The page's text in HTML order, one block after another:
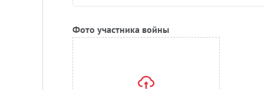
Фото участника войны